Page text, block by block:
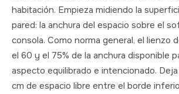
habitación. Empieza midiendo la
pared: la anchura del espacio sobre el
consola. Como norma general, el lienzo
el 60 y el 75% de la anchura disponible
aspecto equilibrado e intencionado.
cm de espacio libre entre el borde